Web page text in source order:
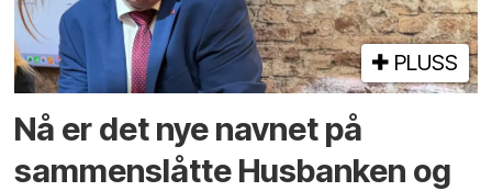
PLUSS
Nå er det nye navnet på
sammenslåtte Husbanken og